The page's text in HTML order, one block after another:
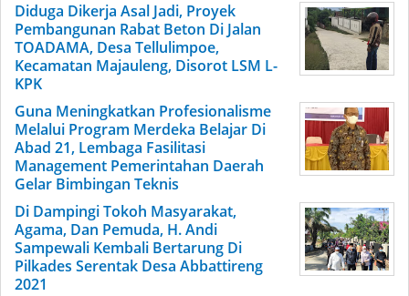
Diduga Dikerja Asal Jadi, Proyek
Pembangunan Rabat Beton Di Jalan
TOADAMA, Desa Tellulimpoe,
Kecamatan Majauleng, Disorot LSM L-
KPK
Guna Meningkatkan Profesionalisme
Melalui Program Merdeka Belajar Di
Abad 21, Lembaga Fasilitasi
Management Pemerintahan Daerah
Gelar Bimbingan Teknis
Di Dampingi Tokoh Masyarakat,
Agama, Dan Pemuda, H. Andi
Sampewali Kembali Bertarung Di
Pilkades Serentak Desa Abbattireng
2021